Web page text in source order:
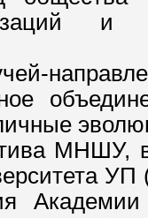
и
УП